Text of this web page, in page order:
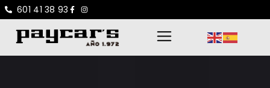
601 41 38 93